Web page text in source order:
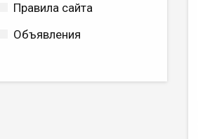
Правила сайта
Объявления